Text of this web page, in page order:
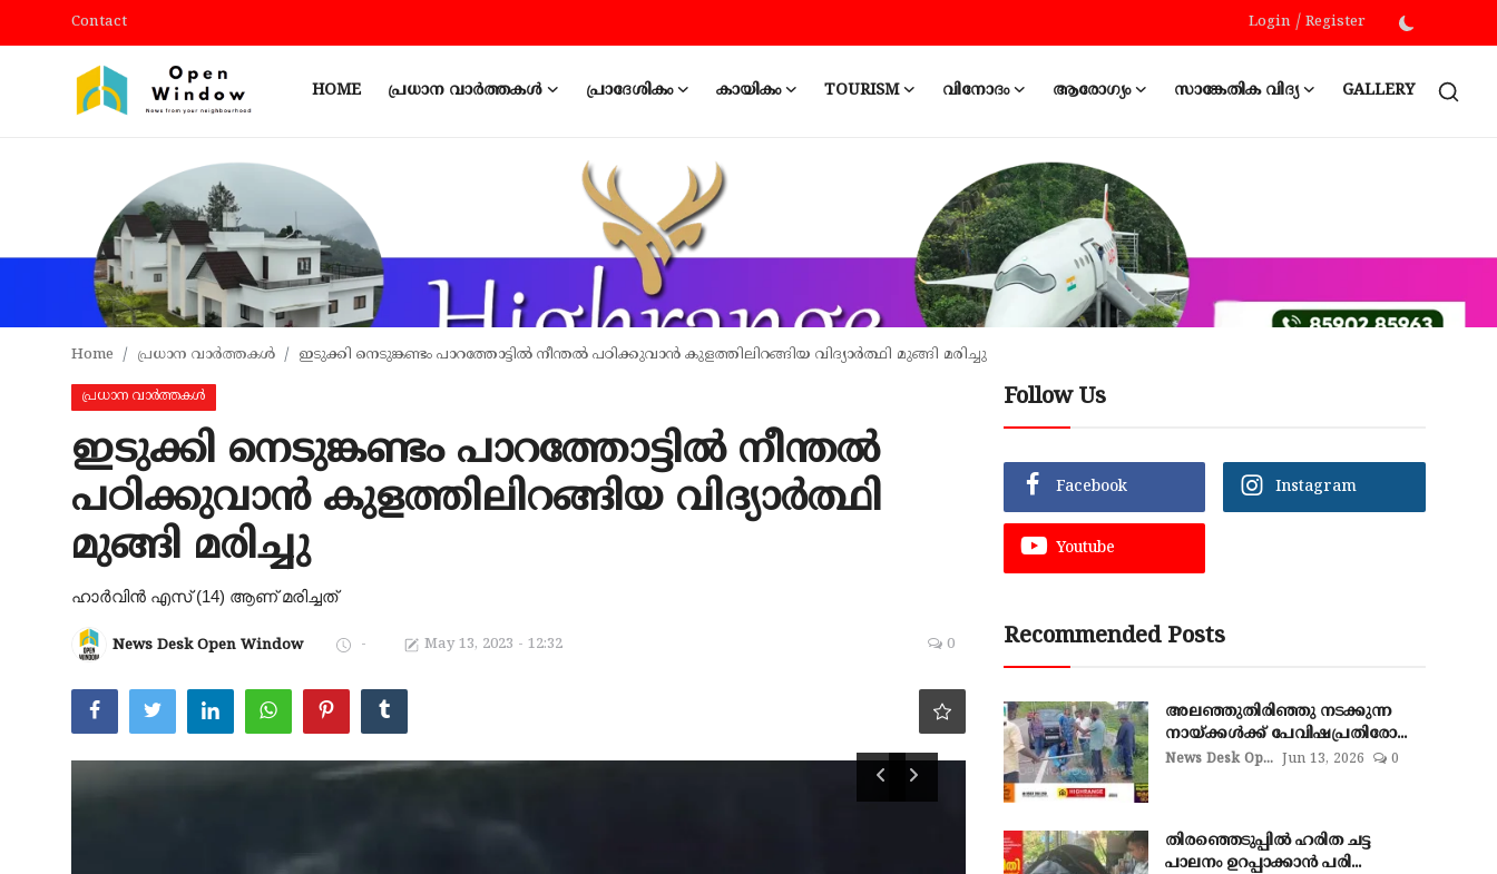
Contact Login / Register
HOME പ്രധാന വാർത്തകൾ പ്രാദേശികം കായികം TOURISM വിനോദം ആരോഗ്യം സാങ്കേതിക വിദ്യ
GALLERY
പ്രധാന വാർത്തകൾ
പ്രാദേശികം
കായികം
ആരോഗ്യം
Gallery
Home പ്രധാന വാർത്തകൾ ഇടുക്കി നെടുങ്കണ്ടം പാറത്തോട്ടിൽ നീന്തൽ പഠിക്കുവാൻ കുളത്തിലിറങ്ങിയ വിദ്യാർത്ഥി മുങ്ങി മരിച്ചു
പ്രധാന വാർത്തകൾ
ഇടുക്കി നെടുങ്കണ്ടം പാറത്തോട്ടിൽ നീന്തൽ
പഠിക്കുവാൻ കുളത്തിലിറങ്ങിയ വിദ്യാർത്ഥി
മുങ്ങി മരിച്ചു
ഹാർവിൻ എസ് (14) ആണ് മരിച്ചത്
News Desk Open Window - May 13, 2023 - 12:32 0
Follow Us
Facebook Instagram
Youtube
Recommended Posts
അലഞ്ഞുതിരിഞ്ഞു നടക്കുന്ന
നായ്ക്കൾക്ക് പേവിഷപ്രതിരോ...
News Desk Op... Jun 13, 2026 0
തിരഞ്ഞെടുപ്പില്‍ ഹരിത ചട്ട
പാലനം ഉറപ്പാക്കാന്‍ പരി...